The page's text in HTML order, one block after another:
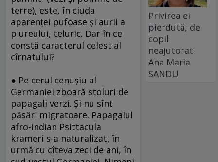
terre), este, în ciuda
aparenţei pufoase şi aurii a
piureului, teluric. Dar în ce
constă caracterul celest al
cîrnatului?
● Pe cerul cenuşiu al
Germaniei zboară stoluri de
papagali verzi. Şi nu sînt
păsări migratoare. Papagalul
afro-indian Psittacula
krameri s-a naturalizat, în
urmă cu cîteva zeci de ani, în
Privirea ei
pierdută, de
copil
neajutorat
Ana Maria
SANDU